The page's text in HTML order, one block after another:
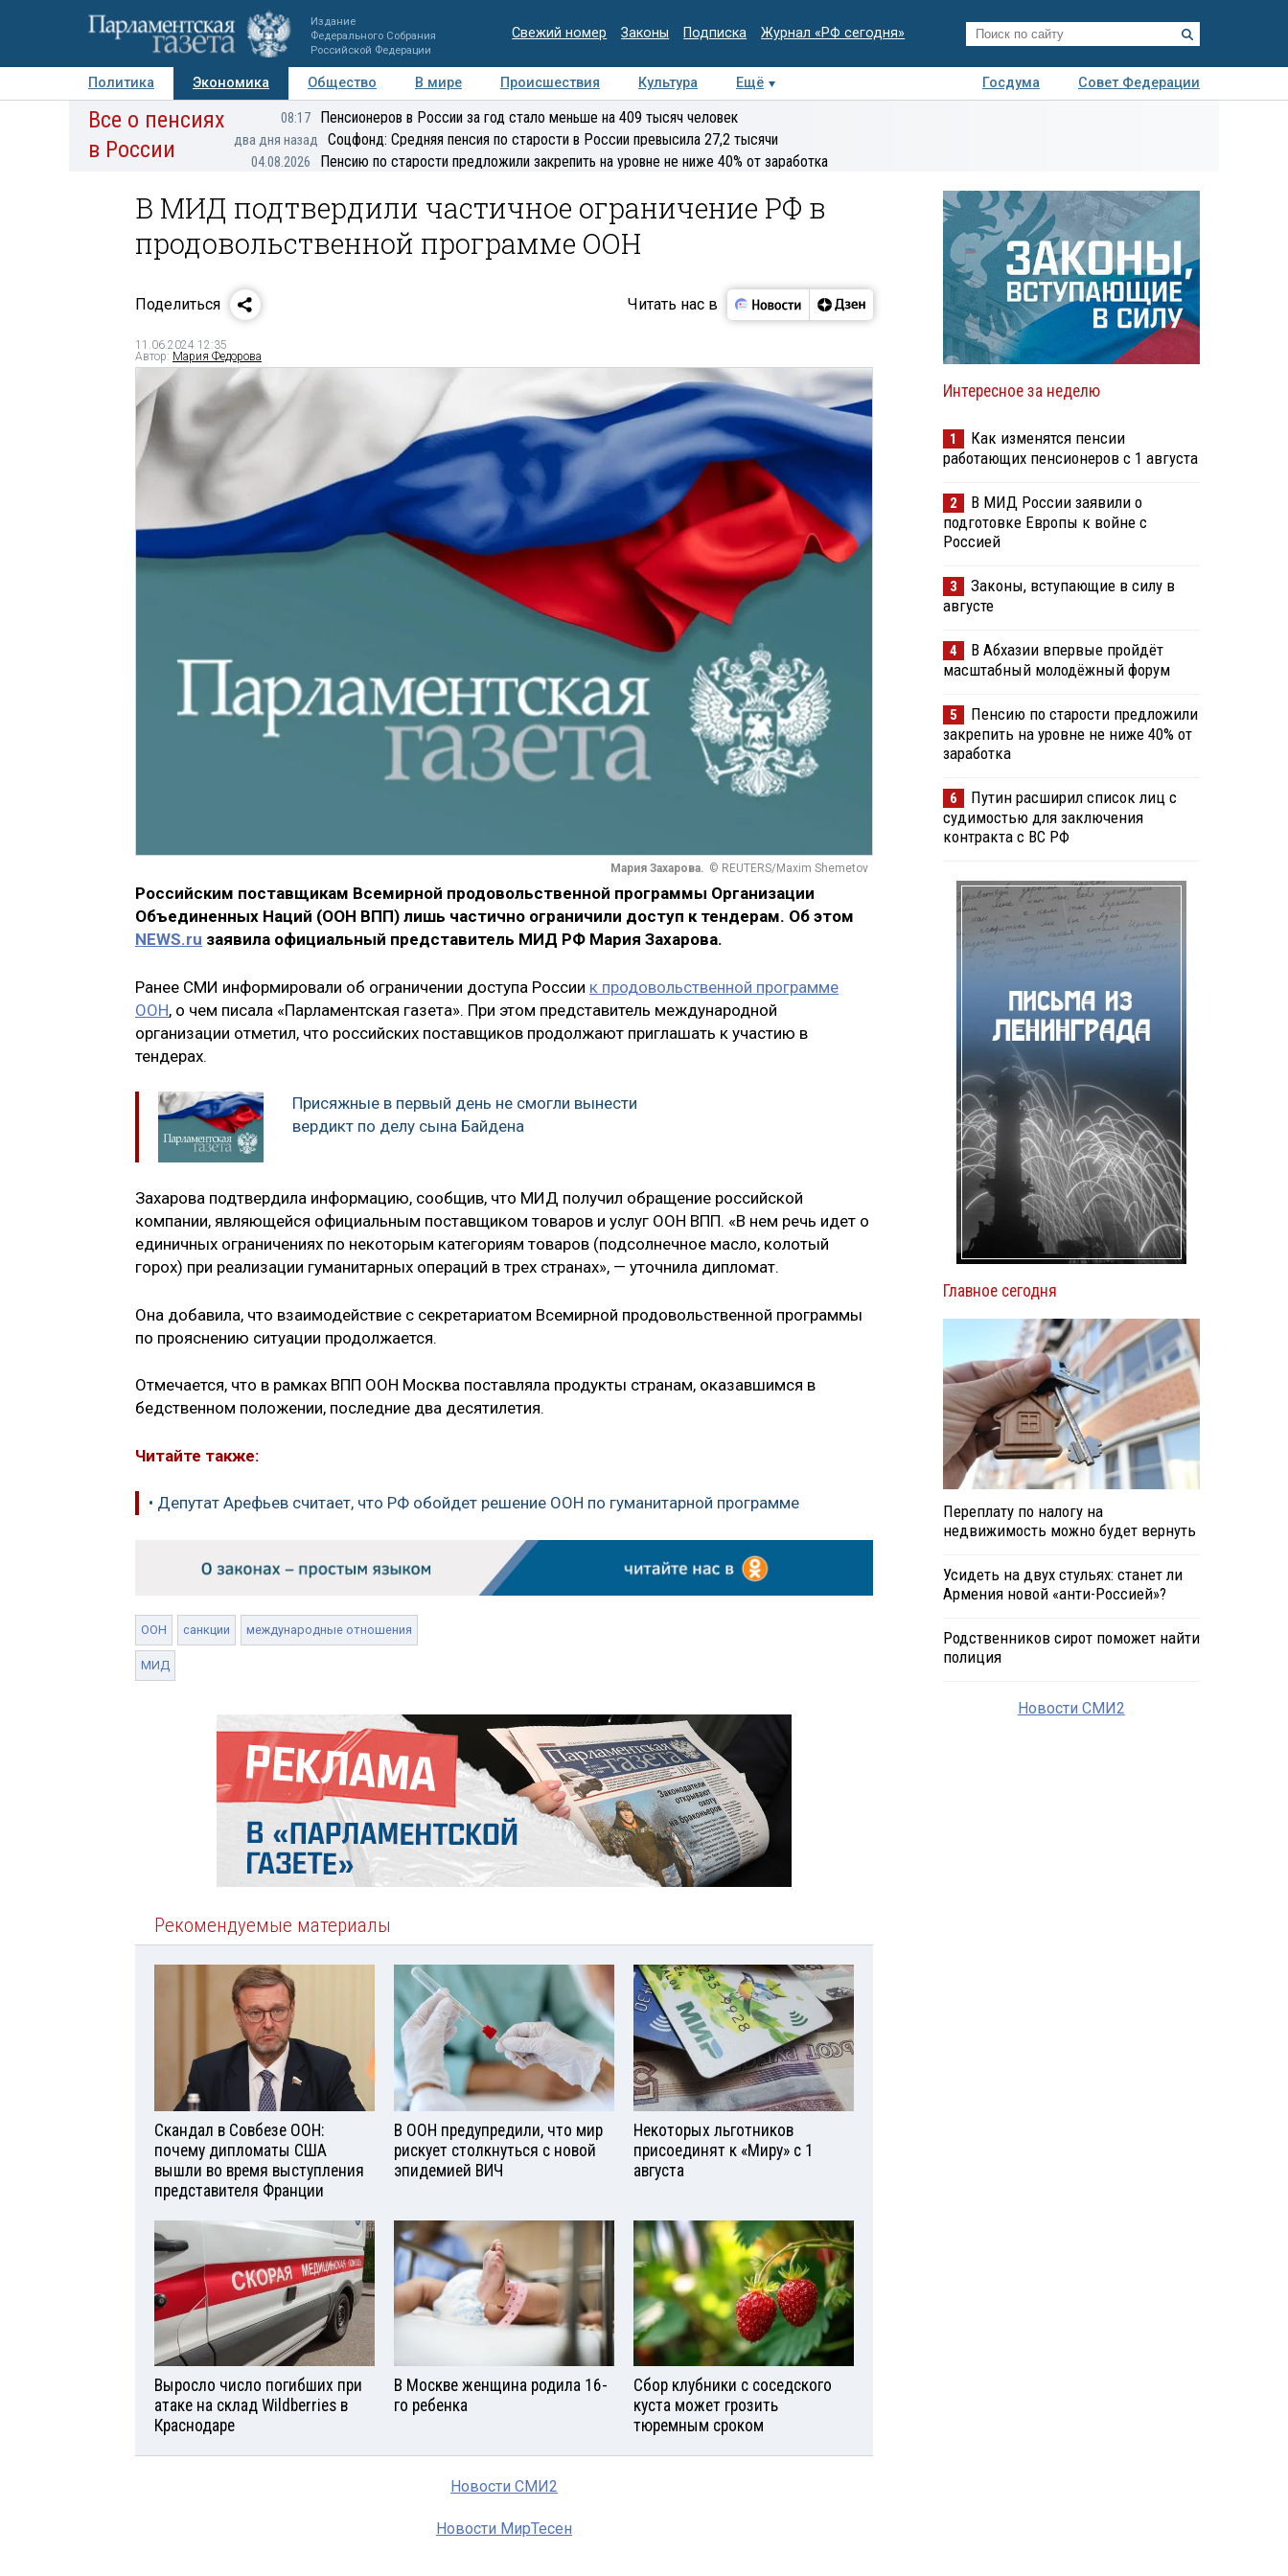
Издание
Федерального Собрания
Российской Федерации
Свежий номер Законы Подписка Журнал «РФ сегодня»
Политика Экономика Общество В мире Происшествия Культура Ещё Госдума
Совет Федерации
Авторы Персоны Мнения Регионы Медиацентр Интервью Колумнисты
Все о пенсиях
в России
08:17 Пенсионеров в России за год стало меньше на 409 тысяч человек
два дня назад Соцфонд: Средняя пенсия по старости в России превысила 27,2 тысячи
04.08.2026 Пенсию по старости предложили закрепить на уровне не ниже 40% от заработка
В МИД подтвердили частичное ограничение РФ в
продовольственной программе ООН
Поделиться Читать нас в
11.06.2024 12:35
Автор: Мария Федорова
Мария Захарова. © REUTERS/Maxim Shemetov
Российским поставщикам Всемирной продовольственной программы Организации
Объединенных Наций (ООН ВПП) лишь частично ограничили доступ к тендерам. Об этом
NEWS.ru заявила официальный представитель МИД РФ Мария Захарова.
Ранее СМИ информировали об ограничении доступа России к продовольственной программе
ООН, о чем писала «Парламентская газета». При этом представитель международной
организации отметил, что российских поставщиков продолжают приглашать к участию в
тендерах.
Присяжные в первый день не смогли вынести
вердикт по делу сына Байдена
Захарова подтвердила информацию, сообщив, что МИД получил обращение российской
компании, являющейся официальным поставщиком товаров и услуг ООН ВПП. «В нем речь идет о
единичных ограничениях по некоторым категориям товаров (подсолнечное масло, колотый
горох) при реализации гуманитарных операций в трех странах», — уточнила дипломат.
Она добавила, что взаимодействие с секретариатом Всемирной продовольственной программы
по прояснению ситуации продолжается.
Отмечается, что в рамках ВПП ООН Москва поставляла продукты странам, оказавшимся в
бедственном положении, последние два десятилетия.
Читайте также:
• Депутат Арефьев считает, что РФ обойдет решение ООН по гуманитарной программе
ООН санкции международные отношения
МИД
Рекомендуемые материалы
Скандал в Совбезе ООН:
почему дипломаты США
вышли во время выступления
представителя Франции
В ООН предупредили, что мир
рискует столкнуться с новой
эпидемией ВИЧ
Некоторых льготников
присоединят к «Миру» с 1
августа
Выросло число погибших при
атаке на склад Wildberries в
Краснодаре
В Москве женщина родила 16-
го ребенка
Сбор клубники с соседского
куста может грозить
тюремным сроком
Новости СМИ2
Новости МирТесен
Интересное за неделю
1
Как изменятся пенсии
работающих пенсионеров с 1 августа
2
В МИД России заявили о
подготовке Европы к войне с
Россией
3
Законы, вступающие в силу в
августе
4
В Абхазии впервые пройдёт
масштабный молодёжный форум
5
Пенсию по старости предложили
закрепить на уровне не ниже 40% от
заработка
6
Путин расширил список лиц с
судимостью для заключения
контракта с ВС РФ
Главное сегодня
Переплату по налогу на
недвижимость можно будет вернуть
Усидеть на двух стульях: станет ли
Армения новой «анти-Россией»?
Родственников сирот поможет найти
полиция
Новости СМИ2